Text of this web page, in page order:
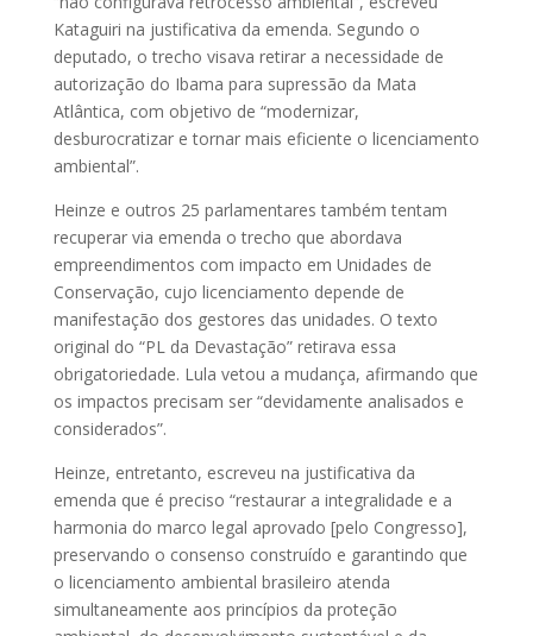
Kataguiri na justificativa da emenda. Segundo o
deputado, o trecho visava retirar a necessidade de
autorização do Ibama para supressão da Mata
Atlântica, com objetivo de “modernizar,
desburocratizar e tornar mais eficiente o licenciamento
ambiental”.
Heinze e outros 25 parlamentares também tentam
recuperar via emenda o trecho que abordava
empreendimentos com impacto em Unidades de
Conservação, cujo licenciamento depende de
manifestação dos gestores das unidades. O texto
original do “PL da Devastação” retirava essa
obrigatoriedade. Lula vetou a mudança, afirmando que
os impactos precisam ser “devidamente analisados e
considerados”.
Heinze, entretanto, escreveu na justificativa da
emenda que é preciso “restaurar a integralidade e a
harmonia do marco legal aprovado [pelo Congresso],
preservando o consenso construído e garantindo que
o licenciamento ambiental brasileiro atenda
simultaneamente aos princípios da proteção